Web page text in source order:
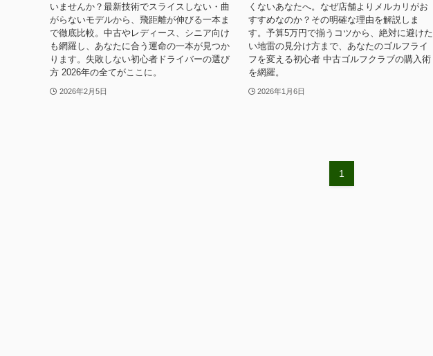
いませんか？最新技術でスライスしない・曲
がらないモデルから、飛距離が伸びる一本ま
で徹底比較。中古やレディース、シニア向け
も網羅し、あなたに合う運命の一本が見つか
ります。失敗しない初心者ドライバーの選び
方 2026年の全てがここに。
2026年2月5日
くないあなたへ。なぜ店舗よりメルカリがお
すすめなのか？その明確な理由を解説しま
す。予算5万円で揃うコツから、絶対に避けた
い地雷の見分け方まで、あなたのゴルフライ
フを変える初心者 中古ゴルフクラブの購入術
を網羅。
2026年1月6日
1